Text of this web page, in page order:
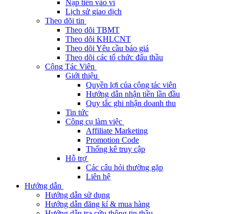
Nạp tiền vào ví
Lịch sử giao dịch
Theo dõi tin
Theo dõi TBMT
Theo dõi KHLCNT
Theo dõi Yêu cầu báo giá
Theo dõi các tổ chức đấu thầu
Cộng Tác Viên
Giới thiệu
Quyền lợi của cộng tác viên
Hướng dẫn nhận tiền lần đầu
Quy tắc ghi nhận doanh thu
Tin tức
Công cụ làm việc
Affiliate Marketing
Promotion Code
Thống kê truy cập
Hỗ trợ
Các câu hỏi thường gặp
Liên hệ
Hướng dẫn
Hướng dẫn sử dụng
Hướng dẫn đăng kí & mua hàng